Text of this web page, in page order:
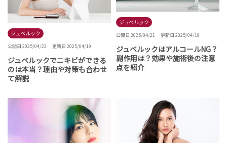
ジュベルック
公開日 2025/04/23 更新日 2025/04/19
ジュベルックでニキビができる
のは本当？理由や対策も合わせ
て解説
ジュベルック
公開日 2025/04/21 更新日 2025/04/19
ジュベルックはアルコールNG？
副作用は？効果や施術後の注意
点を紹介